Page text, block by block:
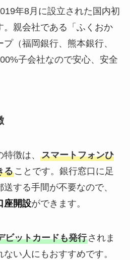
年8月に設立された国内初
。親会社である「ふくおか
（福岡銀行、熊本銀行、
子会社なので安心、安全
徴は、 スマートフォンひ
ることです。銀行窓口に足
する手間が不要なので、
座開設ができます。
ビットカードも発行されま
い人にもおすすめです。